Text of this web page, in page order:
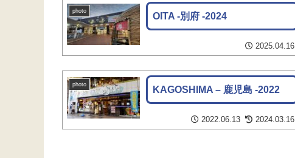
photo OITA -別府 -2024
2025.04.16
photo KAGOSHIMA – 鹿児島 -2022
2022.06.13 2024.03.16